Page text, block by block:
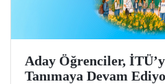
Aday Öğrenciler,
Tanımaya Devam